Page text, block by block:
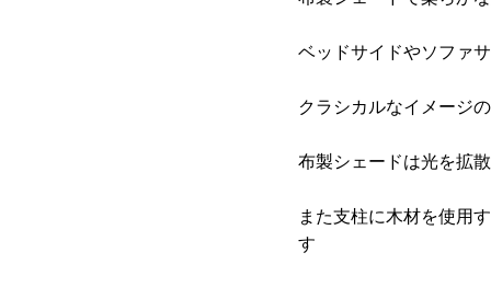
ベッドサイドやソファ
クラシカルなイメージ
布製シェードは光を拡
また支柱に木材を使用
す